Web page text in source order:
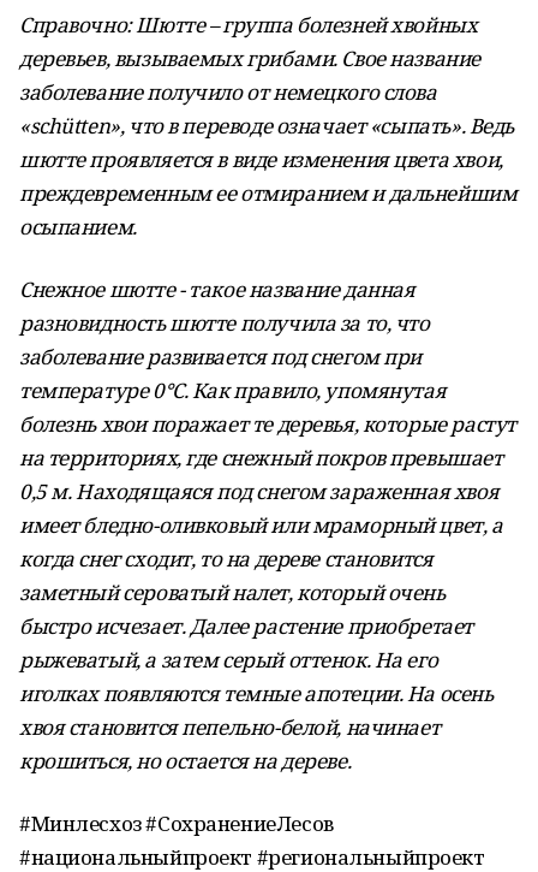
Справочно: Шютте – группа болезней хвойных
деревьев, вызываемых грибами. Свое название
заболевание получило от немецкого слова
«schütten», что в переводе означает «сыпать». Ведь
шютте проявляется в виде изменения цвета хвои,
преждевременным ее отмиранием и дальнейшим
осыпанием.
Снежное шютте - такое название данная
разновидность шютте получила за то, что
заболевание развивается под снегом при
температуре 0°С. Как правило, упомянутая
болезнь хвои поражает те деревья, которые растут
на территориях, где снежный покров превышает
0,5 м. Находящаяся под снегом зараженная хвоя
имеет бледно-оливковый или мраморный цвет, а
когда снег сходит, то на дереве становится
заметный сероватый налет, который очень
быстро исчезает. Далее растение приобретает
рыжеватый, а затем серый оттенок. На его
иголках появляются темные апотеции. На осень
хвоя становится пепельно-белой, начинает
крошиться, но остается на дереве.
#Минлесхоз #СохранениеЛесов
#национальныйпроект #региональныйпроект